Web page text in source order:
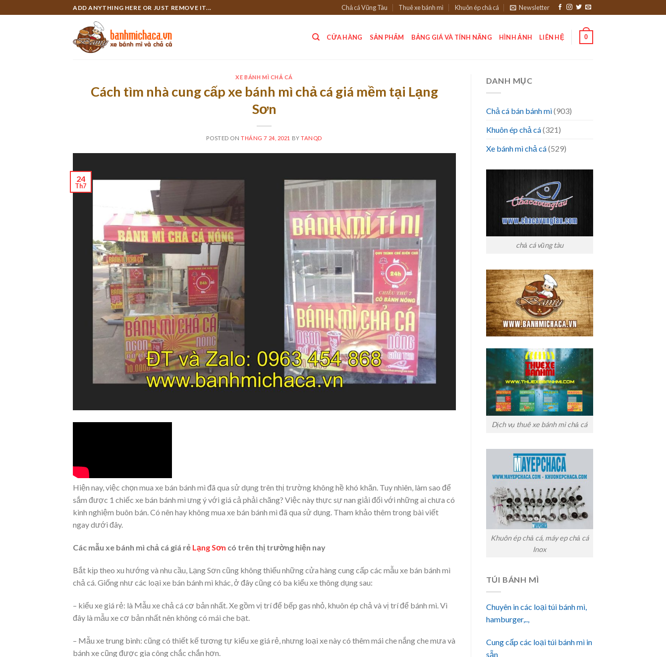
to
ADD ANYTHING HERE OR JUST REMOVE IT... Chả cá Vũng Tàu Thuê xe bánh mì Khuôn ép chả cá Newsletter
CỬA HÀNG SẢN PHẨM BẢNG GIÁ VÀ TÍNH NĂNG HÌNH ẢNH LIÊN HỆ 0
XE BÁNH MÌ CHẢ CÁ
Cách tìm nhà cung cấp xe bánh mì chả cá giá mềm tại Lạng
Sơn
POSTED ONTHÁNG 7 24, 2021 BYTANQD
24
Th7
Hiện nay, việc chọn mua xe bán bánh mì đã qua sử dụng trên thị trường không hề khó khăn. Tuy nhiên, làm sao để
sắm được 1 chiếc xe bán bánh mì ưng ý với giá cả phải chăng? Việc này thực sự nan giải đối với những ai chưa có
kinh nghiệm buôn bán. Có nên hay không mua xe bán bánh mì đã qua sử dụng. Tham khảo thêm trong bài viết
ngay dưới đây.
Các mẫu xe bánh mì chả cá giá rẻ Lạng Sơn có trên thị trường hiện nay
Bắt kịp theo xu hướng và nhu cầu, Lạng Sơn cũng không thiếu những cửa hàng cung cấp các mẫu xe bán bánh mì
chả cá. Giống như các loại xe bán bánh mì khác, ở đây cũng có ba kiểu xe thông dụng sau:
– kiểu xe giá rẻ: là Mẫu xe chả cá cơ bản nhất. Xe gồm vị trí để bếp gas nhỏ, khuôn ép chả và vị trí để bánh mì. Vì
đây là mẫu xe cơ bản nhất nên không có mái che bạt.
– Mẫu xe trung bình: cũng có thiết kế tương tự kiểu xe giá rẻ, nhưng loại xe này có thêm mái che nắng che mưa và
bánh xe cũng được gia công chắc chắn hơn.
DANH MỤC
Chả cá bán bánh mì(903)
Khuôn ép chả cá(321)
Xe bánh mì chả cá(529)
chả cá vũng tàu
Dịch vụ thuê xe bánh mì chả cá
Khuôn ép chả cá, máy ep chả cá
Inox
TÚI BÁNH MÌ
Chuyên in các loại túi bánh mì,
hamburger,..,
Cung cấp các loại túi bánh mì in
sẵn